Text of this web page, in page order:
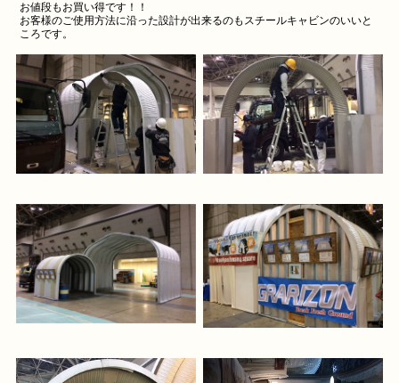
お値段もお買い得です！！
お客様のご使用方法に沿った設計が出来るのもスチールキャビンのいいと
ころです。